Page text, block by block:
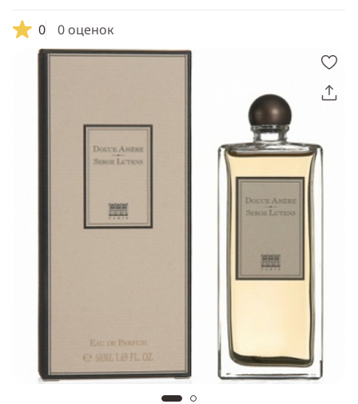
0 0 оценок
Скопировать
ссылку
WhatsApp
Viber
ВКонтакте
Одноклассники